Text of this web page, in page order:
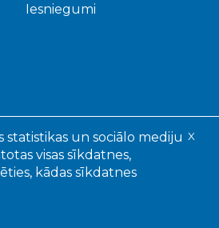
Iesniegumi
X
un sociālo mediju
visas sīkdatnes,
kādas sīkdatnes